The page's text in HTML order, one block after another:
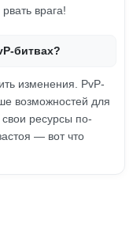
врага!
битвах?
изменения. PvP-
возможностей для
ресурсы по-
— вот что